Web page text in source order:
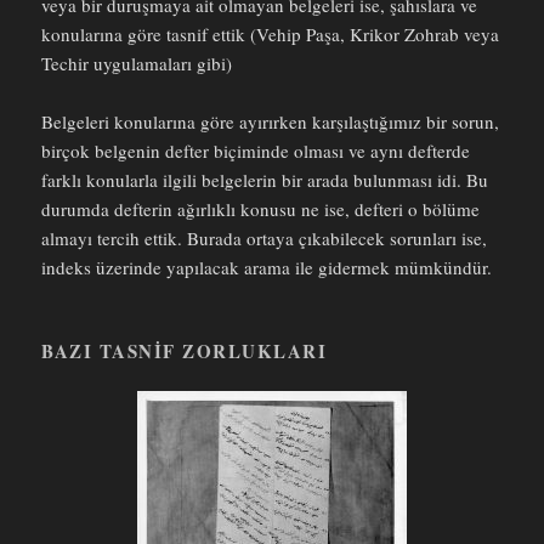
konularına göre tasnif ettik (Vehip Paşa, Krikor Zohrab veya
Techir uygulamaları gibi)
Belgeleri konularına göre ayırırken karşılaştığımız bir sorun,
birçok belgenin defter biçiminde olması ve aynı defterde
farklı konularla ilgili belgelerin bir arada bulunması idi. Bu
durumda defterin ağırlıklı konusu ne ise, defteri o bölüme
almayı tercih ettik. Burada ortaya çıkabilecek sorunları ise,
indeks üzerinde yapılacak arama ile gidermek mümkündür.
BAZI TASNIF ZORLUKLARI